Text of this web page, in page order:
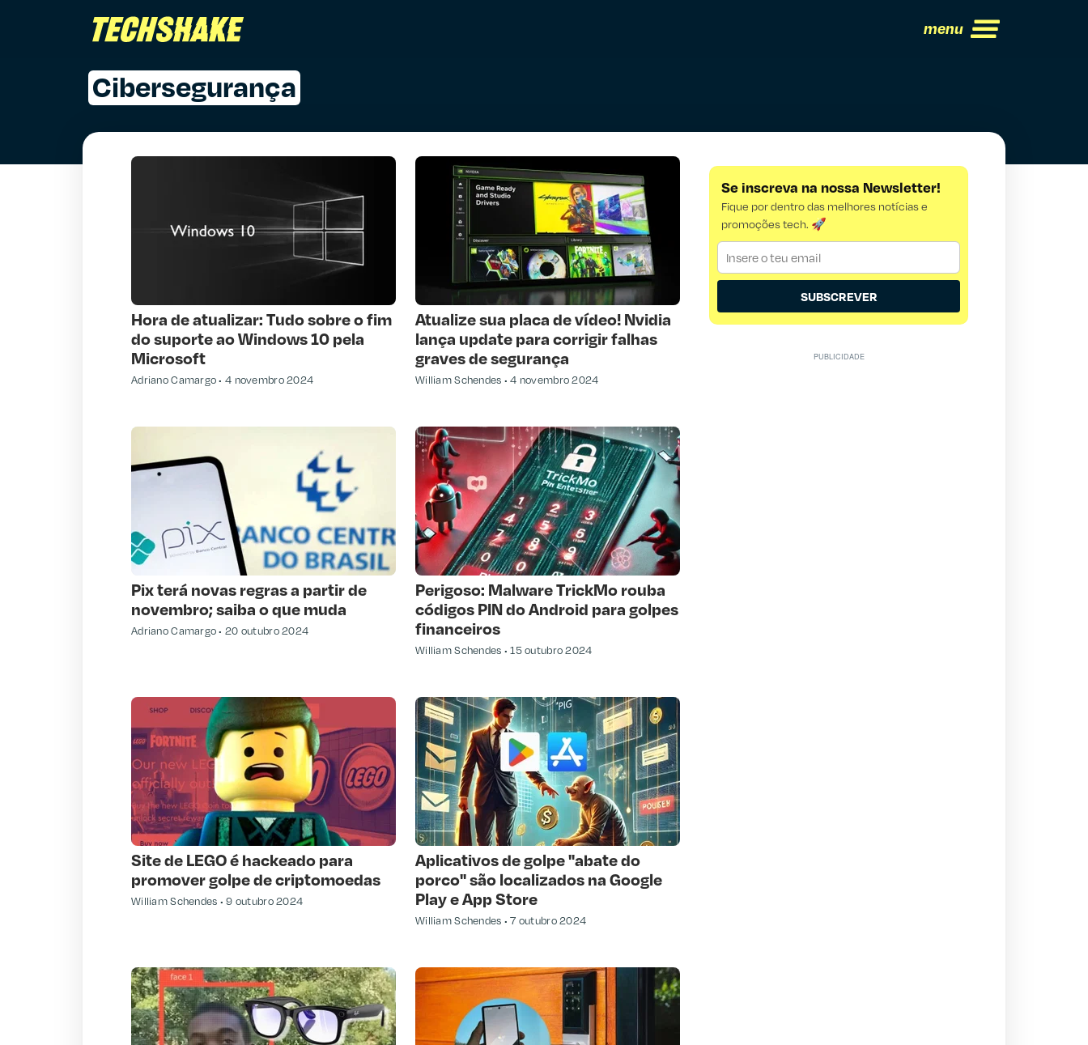
menu
Cibersegurança
Hora de atualizar: Tudo sobre o fim
do suporte ao Windows 10 pela
Microsoft
Adriano Camargo 4 novembro 2024
Atualize sua placa de vídeo! Nvidia
lança update para corrigir falhas
graves de segurança
William Schendes 4 novembro 2024
Pix terá novas regras a partir de
novembro; saiba o que muda
Adriano Camargo 20 outubro 2024
Perigoso: Malware TrickMo rouba
códigos PIN do Android para golpes
financeiros
William Schendes 15 outubro 2024
Site de LEGO é hackeado para
promover golpe de criptomoedas
William Schendes 9 outubro 2024
Aplicativos de golpe "abate do
porco" são localizados na Google
Play e App Store
William Schendes 7 outubro 2024
Se inscreva na nossa Newsletter!
Fique por dentro das melhores notícias e
promoções tech. 🚀
SUBSCREVER